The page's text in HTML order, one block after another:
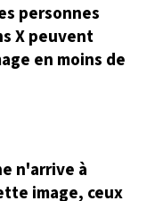
personnes
X peuvent
en moins de
n'arrive à
image, ceux